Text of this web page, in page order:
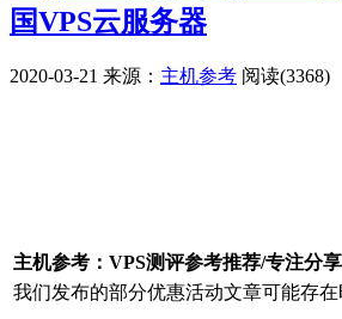
国VPS云服务器
2020-03-21 来源： 主机参考 阅读(3368)
主机参考：VPS测评参考推荐/专注分
我们发布的部分优惠活动文章可能存